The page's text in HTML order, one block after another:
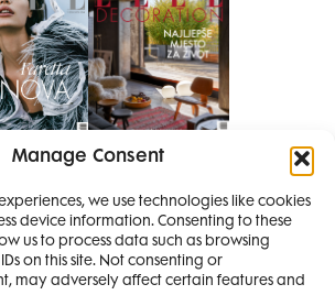
Manage Consent
we use technologies like cookies
device information. Consenting to these
us to process data such as browsing
on this site. Not consenting or
may adversely affect certain features and
se na časopis
PRETPLATITE SE
SMANJI